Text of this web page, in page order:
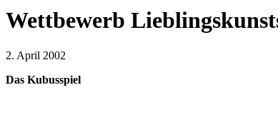
Wettbewerb
2. April 2002
Das Kubusspiel